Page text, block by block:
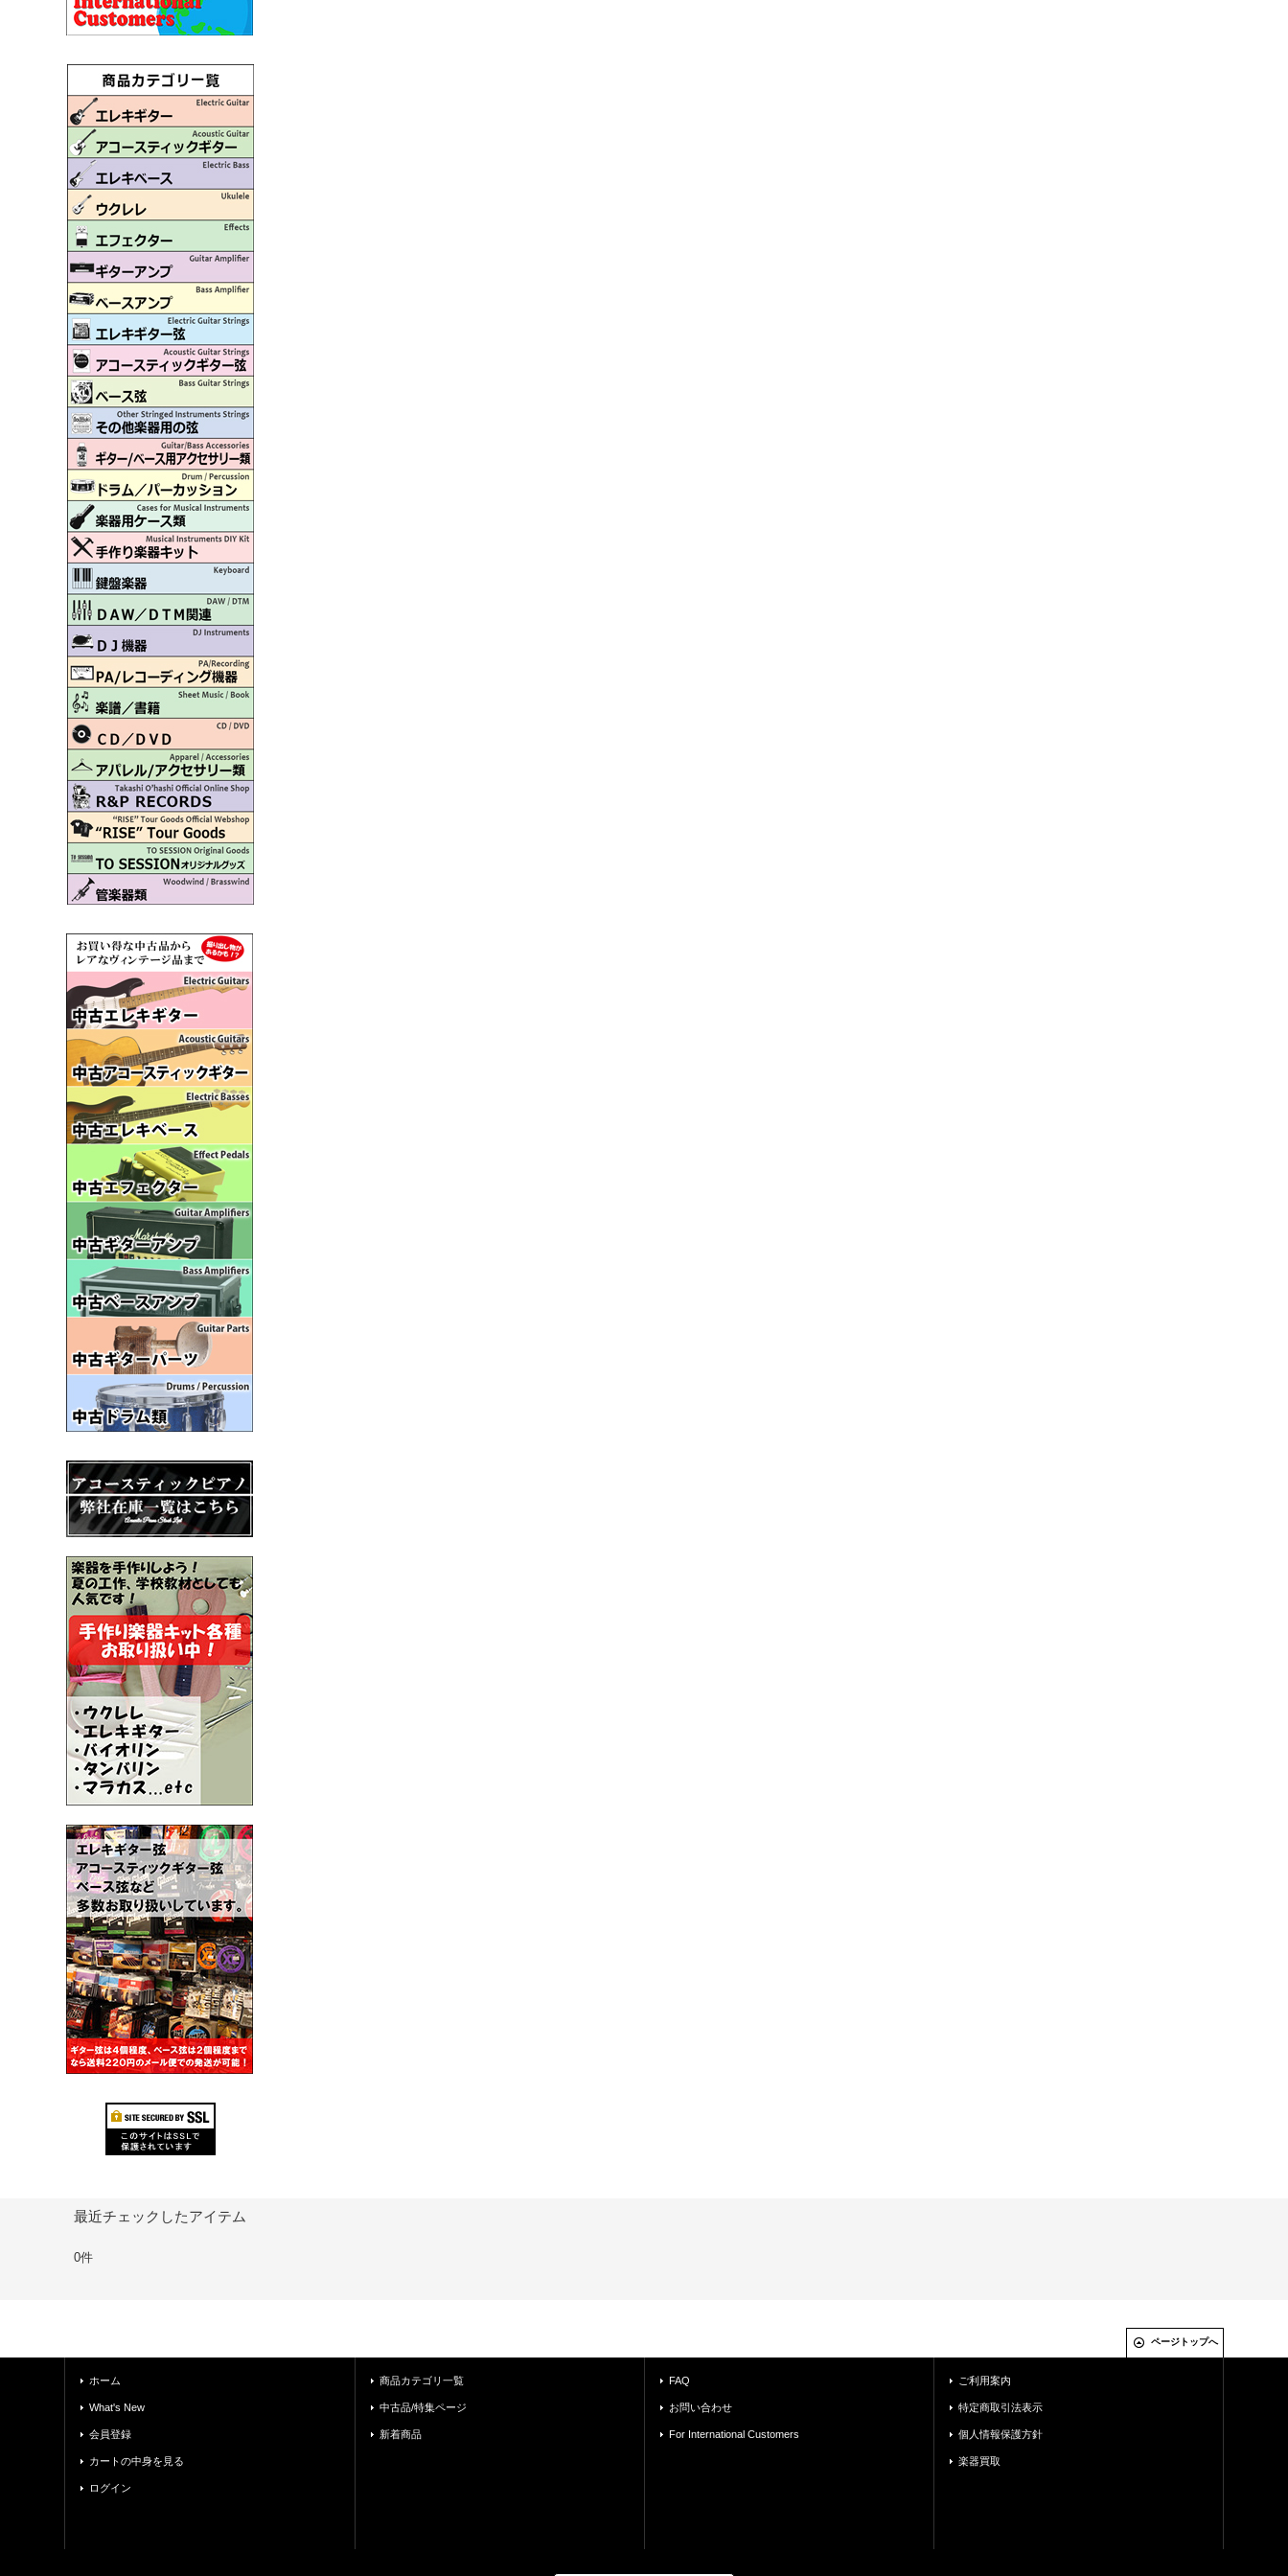
最近チェックしたアイテム
0件
ページトップへ
ホーム
What's New
会員登録
カートの中身を見る
ログイン
商品カテゴリ一覧
中古品/特集ページ
新着商品
FAQ
お問い合わせ
For International Customers
ご利用案内
特定商取引法表示
個人情報保護方針
楽器買取